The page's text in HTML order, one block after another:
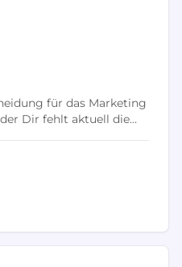
für das Marketing
Dir fehlt aktuell die